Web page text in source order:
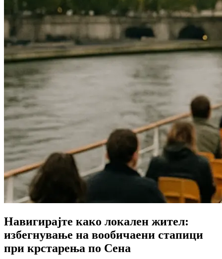
Навигирајте како локален жител:
избегнување на вообичаени стапици
при крстарења по Сена